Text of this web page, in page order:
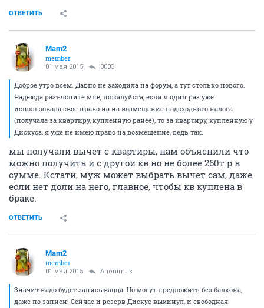
ОТВЕТИТЬ
Mam2
member
01 мая 2015 3003
Доброе утро всем. Давно не заходила на форум, а тут столько нового.
Надежда разъясните мне, пожалуйста, если я один раз уже
использовала свое право на на возмещение подоходного налога
(получала за квартиру, купленную ранее), то за квартиру, купленную у
Дискуса, я уже не имею право на возмещение, ведь так.
мы получали вычет с квартиры, нам объяснили что
можно получить и с другой кв но не более 260т р в
сумме. Кстати, муж может выбрать вычет сам, даже
если нет доли на него, главное, чтобы кв куплена в
браке.
ОТВЕТИТЬ
Mam2
member
01 мая 2015 Anоnimus
Значит надо будет записывацца. Но могут предложить без балкона,
даже по записи! Сейчас и резерв Дискус выкинул, и свободная